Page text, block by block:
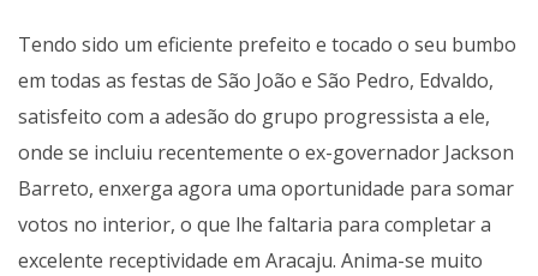
Tendo sido um eficiente prefeito e tocado o seu bumbo
em todas as festas de São João e São Pedro, Edvaldo,
satisfeito com a adesão do grupo progressista a ele,
onde se incluiu recentemente o ex-governador Jackson
Barreto, enxerga agora uma oportunidade para somar
votos no interior, o que lhe faltaria para completar a
excelente receptividade em Aracaju. Anima-se muito